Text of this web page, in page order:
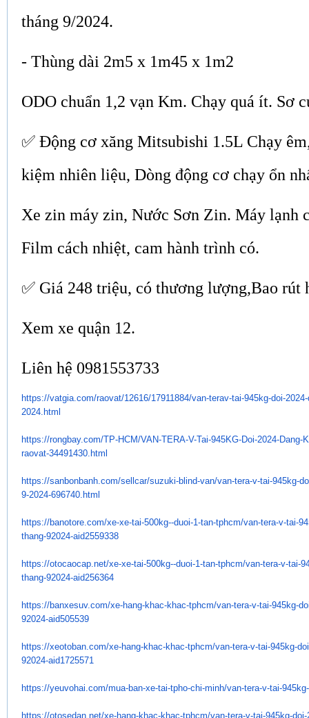
tháng 9/2024.
- Thùng dài 2m5 x 1m45 x 1m2
ODO chuẩn 1,2 vạn Km. Chạy quá ít. Sơ
✅ Động cơ xăng Mitsubishi 1.5L Chạy
kiệm nhiên liệu, Dòng động cơ chạy ổn
Xe zin máy zin, Nước Sơn Zin. Máy lạnh
Film cách nhiệt, cam hành trình có.
✅ Giá 248 triệu, có thương lượng,Bao rút
Xem xe quận 12.
Liên hệ 0981553733
https://vatgia.com/raovat/12616/17911884/van-terav-tai-945kg-doi-
2024.html
https://rongbay.com/TP-HCM/VAN-TERA-V-Tai-945KG-Doi-2024-Dang-
raovat-34491430.html
https://sanbonbanh.com/sellcar/suzuki-blind-van/van-tera-v-tai-945kg-
9-2024-696740.html
https://banotore.com/xe-xe-tai-500kg--duoi-1-tan-tphcm/van-tera-v-tai-
thang-92024-aid2559338
https://otocaocap.net/xe-xe-tai-500kg--duoi-1-tan-tphcm/van-tera-v-tai-
thang-92024-aid256364
https://banxesuv.com/xe-hang-khac-khac-tphcm/van-tera-v-tai-945kg-
92024-aid505539
https://xeotoban.com/xe-hang-khac-khac-tphcm/van-tera-v-tai-945kg-
92024-aid1725571
https://yeuvohai.com/mua-ban-xe-tai-tpho-chi-minh/van-tera-v-tai-
https://otosedan.net/xe-hang-khac-khac-tphcm/van-tera-v-tai-945kg-